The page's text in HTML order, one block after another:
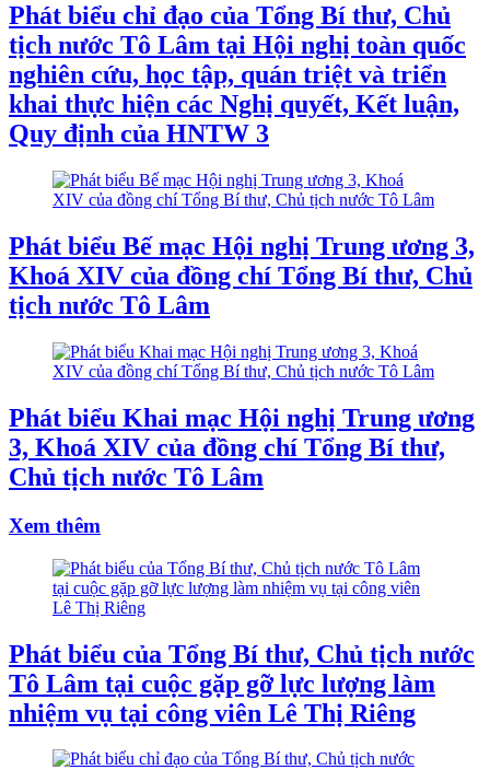
Phát biểu chỉ đạo của Tổng Bí thư, Chủ
tịch nước Tô Lâm tại Hội nghị toàn quốc
nghiên cứu, học tập, quán triệt và triển
khai thực hiện các Nghị quyết, Kết luận,
Quy định của HNTW 3
Phát biểu Bế mạc Hội nghị Trung ương 3,
Khoá XIV của đồng chí Tổng Bí thư, Chủ
tịch nước Tô Lâm
Phát biểu Khai mạc Hội nghị Trung ương
3, Khoá XIV của đồng chí Tổng Bí thư,
Chủ tịch nước Tô Lâm
Xem thêm
Phát biểu của Tổng Bí thư, Chủ tịch nước
Tô Lâm tại cuộc gặp gỡ lực lượng làm
nhiệm vụ tại công viên Lê Thị Riêng